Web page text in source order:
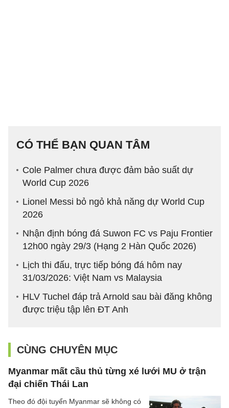
CÓ THỂ BẠN QUAN TÂM
Cole Palmer chưa được đảm bảo suất dự
World Cup 2026
Lionel Messi bỏ ngỏ khả năng dự World Cup
2026
Nhận định bóng đá Suwon FC vs Paju Frontier
12h00 ngày 29/3 (Hạng 2 Hàn Quốc 2026)
Lịch thi đấu, trực tiếp bóng đá hôm nay
31/03/2026: Việt Nam vs Malaysia
HLV Tuchel đáp trả Arnold sau bài đăng không
được triệu tập lên ĐT Anh
CÙNG CHUYÊN MỤC
Myanmar mất cầu thủ từng xé lưới MU ở trận
đại chiến Thái Lan
Theo đó đội tuyển Myanmar sẽ không có